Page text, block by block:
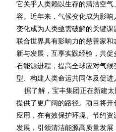
它关乎人类赖以生存的清洁空
容。近年来，气候变化成为影
变化成为人类亟需破解的关键课
联合世界具有影响力的慈善家
新与发展，互享实践经验，共
石能源进程，提高全球应对气
型、构建人类命运共同体及促
据了解，宝丰集团正在新建太
提供了更广阔的路径。项目将
应用，在有效保护环境、节约
发展，引领清洁能源高质量发